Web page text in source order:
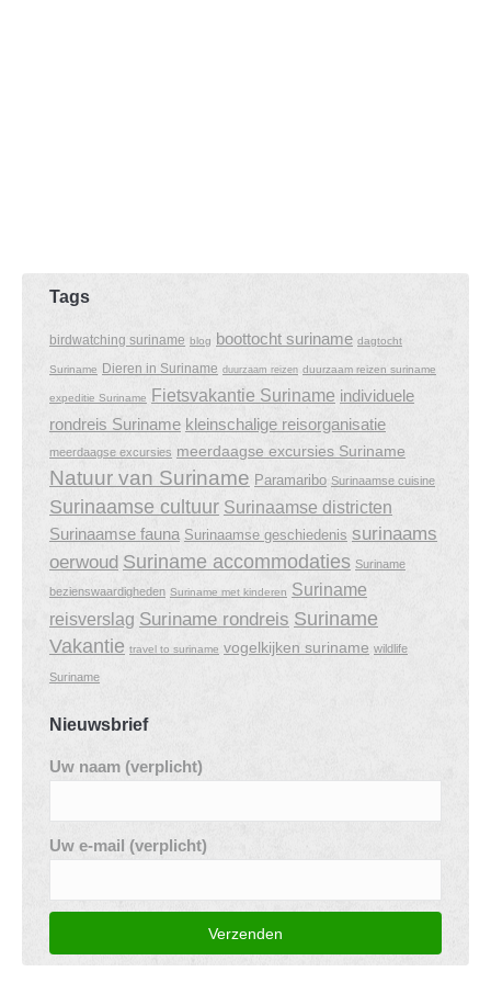
Tags
birdwatching suriname blog boottocht suriname dagtocht
Suriname Dieren in Suriname duurzaam reizen duurzaam reizen suriname
expeditie Suriname Fietsvakantie Suriname individuele
rondreis Suriname kleinschalige reisorganisatie
meerdaagse excursies meerdaagse excursies Suriname
Natuur van Suriname Paramaribo Surinaamse cuisine
Surinaamse cultuur Surinaamse districten
Surinaamse fauna Surinaamse geschiedenis surinaams
oerwoud Suriname accommodaties Suriname
bezienswaardigheden Suriname met kinderen Suriname
reisverslag Suriname rondreis Suriname
Vakantie travel to suriname vogelkijken suriname wildlife
Suriname
Nieuwsbrief
Uw naam (verplicht)
Uw e-mail (verplicht)